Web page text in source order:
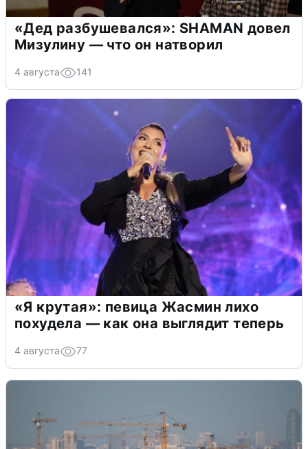
«Дед разбушевался»: SHAMAN довел
Мизулину — что он натворил
4 августа 141
«Я крутая»: певица Жасмин лихо
похудела — как она выглядит теперь
4 августа 77